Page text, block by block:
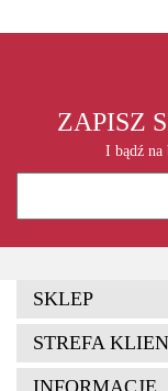
ZAPISZ
I bądź na
SKLEP
STREFA